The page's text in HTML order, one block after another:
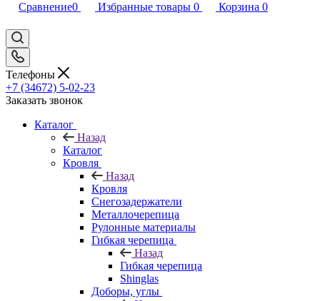
Сравнение0 Избранные товары 0 Корзина 0
Телефоны
+7 (34672) 5-02-23
Заказать звонок
Каталог
Назад
Каталог
Кровля
Назад
Кровля
Снегозадержатели
Металлочерепица
Рулонные материалы
Гибкая черепица
Назад
Гибкая черепица
Shinglas
Доборы, углы